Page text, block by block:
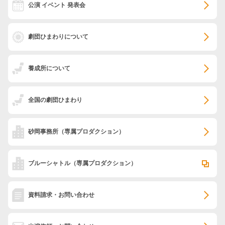
公演 イベント 発表会
劇団ひまわりについて
養成所について
全国の劇団ひまわり
砂岡事務所 （専属プロダクション）
ブルーシャトル（専属プロダクション）
資料請求・お問い合わせ